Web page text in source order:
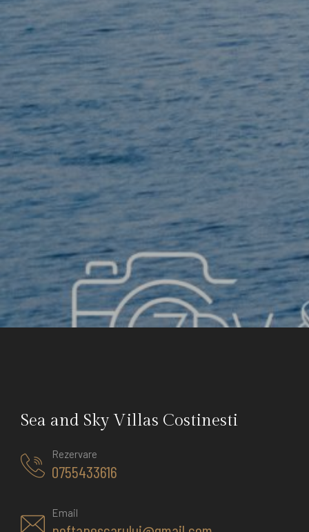
Sea and Sky Villas Costinesti
Rezervare
0755433616
Email